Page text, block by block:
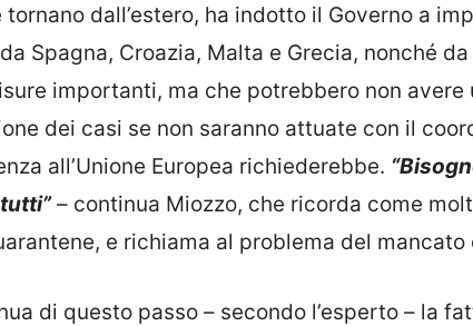
dall’estero, ha indotto il Governo a
Spagna, Croazia, Malta e Grecia, nonché
importanti, ma che potrebbero non
dei casi se non saranno attuate con il
all’Unione Europea richiederebbe.
– continua Miozzo, che ricorda come
e richiama al problema del mancato
di questo passo – secondo l’esperto – la